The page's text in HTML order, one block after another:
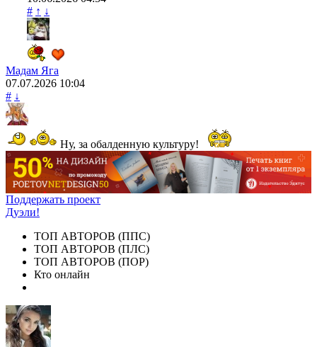
# ↑ ↓
Мадам Яга
07.07.2026 10:04
# ↓
Ну, за обалденную культуру!
Поддержать проект
Дуэли!
ТОП АВТОРОВ (ППС)
ТОП АВТОРОВ (ПЛС)
ТОП АВТОРОВ (ПОР)
Кто онлайн